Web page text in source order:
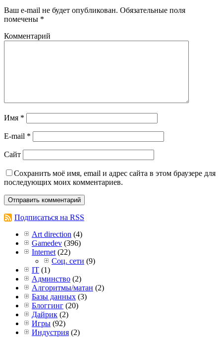
Ваш e-mail не будет опубликован. Обязательные поля
помечены *
Комментарий
Имя *
E-mail *
Сайт
Сохранить моё имя, email и адрес сайта в этом браузере для
последующих моих комментариев.
Подписаться на RSS
Art direction (4)
Gamedev (396)
Internet(22)
Соц. сети (9)
IT (1)
Админство (2)
Алгоритмы/матан (2)
Базы данных (3)
Блоггинг (20)
Дайрик (2)
Игры (92)
Индустрия (2)